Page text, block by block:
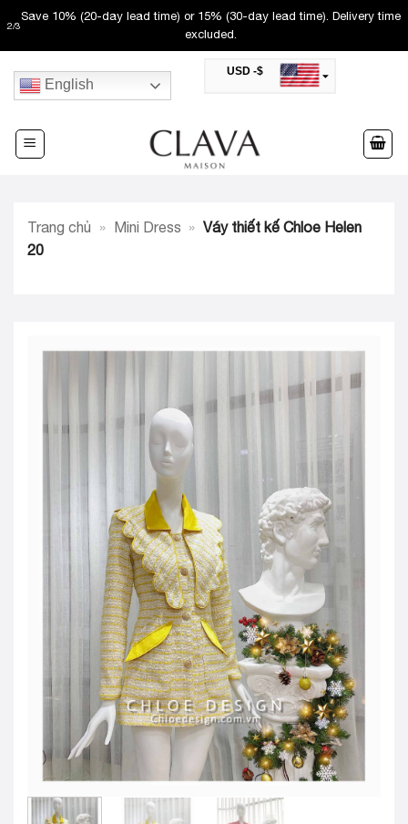
Skip
to
content
2/3
Save 10% (20-day lead time) or 15% (30-day lead time). Delivery time
excluded.
English
USD -$
AED -AED
United Arab Emirates Dirham
Australian Dollar
THB -฿
QAR -QR
Qatari Rial
OMR -OMR
Omani Rial
EUR -€
Euro
GBP -£
British Pound Sterling
VND -₫
CNY -CN¥
Chinese Yuan
JPY -¥
Japanese Yen
Trang chủ » Mini Dress » Váy thiết kế Chloe Helen
20